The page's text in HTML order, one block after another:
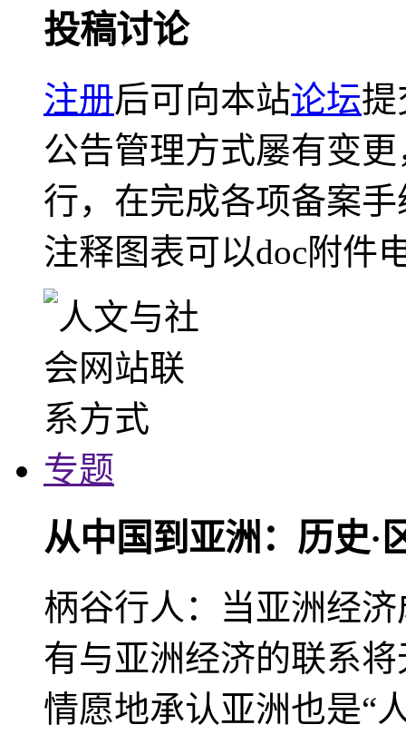
投稿讨论
注册后可向本站论坛提
公告管理方式屡有变
行，在完成各项备案
注释图表可以doc附件
专题
从中国到亚洲：历史·
柄谷行人：当亚洲经
有与亚洲经济的联系
情愿地承认亚洲也是“